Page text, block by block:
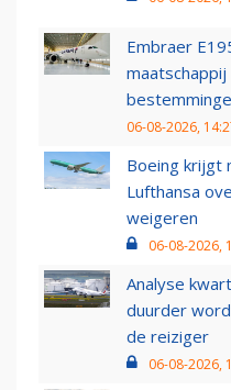
Embraer
06-08-2026,
Boeing krijgt
Lufthansa
weigeren
06-08-2026,
Analyse
duurder
de reiziger
06-08-2026,